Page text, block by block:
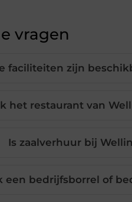
vragen
faciliteiten zijn
het restaurant van
Is zaalverhuur bij
een bedrijfsborrel of